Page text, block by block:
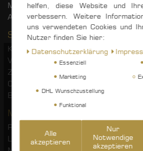
MOTUL Motorradpflege
Antifouling
Service
Kontakt
Versandkosten
Zahlungsarten
CLP Verordnung
B2B
Mein Konto
Registrieren
Login
helfen, diese Website und
verbessern. Weitere
uns verwendeten Cookies und
Nutzer finden Sie hier:
Daten­schutz­erklärung
Essenziell
Marketing
DHL Wunschzustellung
Funktional
Alle
akzeptieren
Nur
Notwendige
akzeptieren